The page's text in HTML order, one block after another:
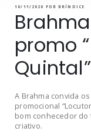
conteúdo
PUBLICADO
10/11/2020 PORBRÍNDICE
promo
Quintal”
A Brahma convida
promocional
bom conhecedor
criativo.